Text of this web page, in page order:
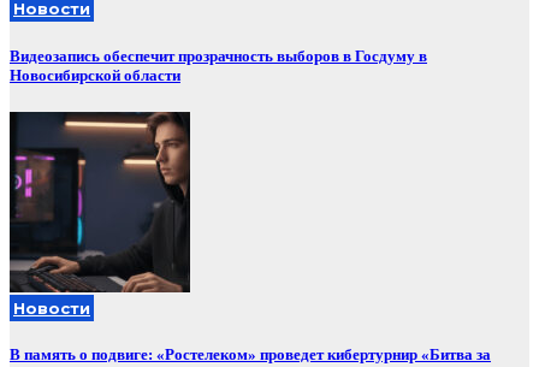
Новости
Видеозапись обеспечит прозрачность выборов в Госдуму в
Новосибирской области
Новости
В память о подвиге: «Ростелеком» проведет кибертурнир «Битва за